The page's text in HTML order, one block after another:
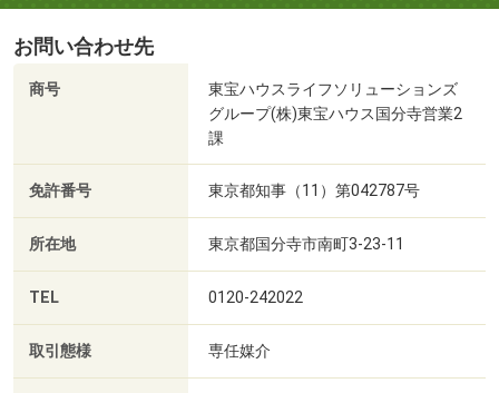
お問い合わせ先
商号
東宝ハウスライフソリューションズ
グループ(株)東宝ハウス国分寺営業2
課
免許番号 東京都知事（11）第042787号
所在地 東京都国分寺市南町3-23-11
TEL 0120-242022
取引態様 専任媒介